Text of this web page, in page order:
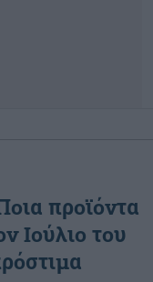
προϊόντα
Ιούλιο του